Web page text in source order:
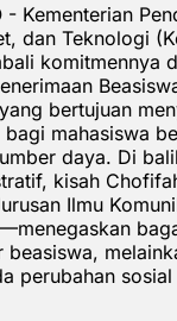
- Kementerian
dan Teknologi
komitmennya
bertujuan
mahasiswa
daya. Di
kisah
Ilmu
beasiswa,
perubahan